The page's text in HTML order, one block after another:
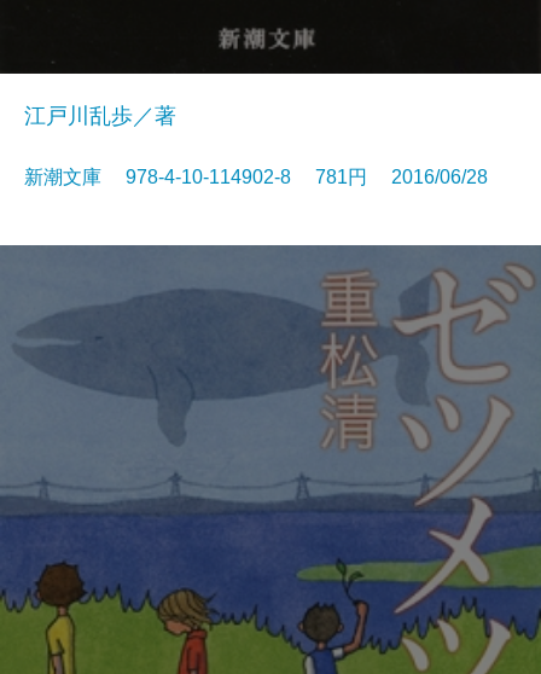
江戸川乱歩／著
新潮文庫 978-4-10-114902-8 781円 2016/06/28